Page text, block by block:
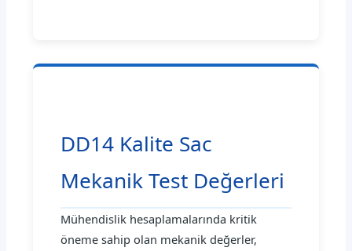
DD14 Kalite Sac
Mekanik Test Değerleri
Mühendislik hesaplamalarında kritik
öneme sahip olan mekanik değerler,